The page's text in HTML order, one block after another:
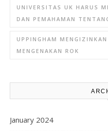
UNIVERSITAS UK HARUS
DAN PEMAHAMAN
UPPINGHAM
MENGENAKAN ROK
January 2024